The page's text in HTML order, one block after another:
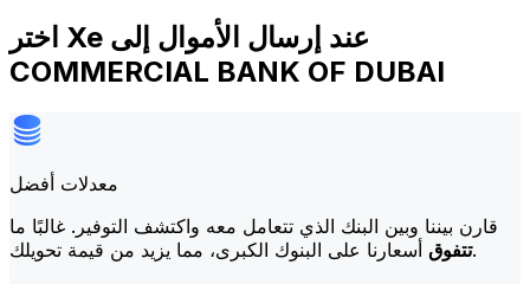
اختر Xe عند إرسال الأموال إلى
COMMERCIAL BANK OF DUBAI
معدلات أفضل
قارن بيننا وبين البنك الذي تتعامل معه واكتشف التوفير. غالبًا ما
تتفوقأسعارنا على البنوك الكبرى، مما يزيد من قيمة تحويلك.